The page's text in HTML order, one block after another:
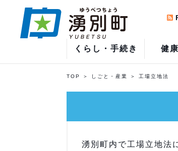
くらし・手続き 健
TOP しごと・産業 工場立地法
湧別町内で工場立地法